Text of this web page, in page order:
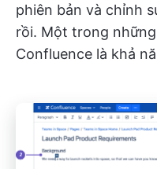
phiên bản và chỉnh
rồi. Một trong
Confluence là khả